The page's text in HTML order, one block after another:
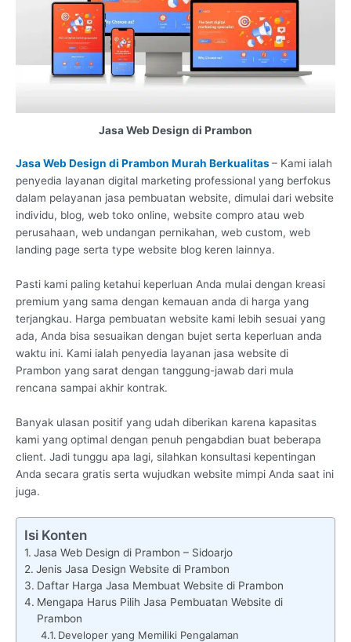
Jasa Web Design di Prambon
Jasa Web Design di Prambon Murah Berkualitas– Kami ialah
penyedia layanan digital marketing professional yang berfokus
dalam pelayanan jasa pembuatan website, dimulai dari website
individu, blog, web toko online, website compro atau web
perusahaan, web undangan pernikahan, web custom, web
landing page serta type website blog keren lainnya.
Pasti kami paling ketahui keperluan Anda mulai dengan kreasi
premium yang sama dengan kemauan anda di harga yang
terjangkau. Harga pembuatan website kami lebih sesuai yang
ada, Anda bisa sesuaikan dengan bujet serta keperluan anda
waktu ini. Kami ialah penyedia layanan jasa website di
Prambon yang sarat dengan tanggung-jawab dari mula
rencana sampai akhir kontrak.
Banyak ulasan positif yang udah diberikan karena kapasitas
kami yang optimal dengan penuh pengabdian buat beberapa
client. Jadi tunggu apa lagi, silahkan konsultasi kepentingan
Anda secara gratis serta wujudkan website mimpi Anda saat ini
juga.
Isi Konten
Jasa Web Design di Prambon – Sidoarjo
Jenis Jasa Design Website di Prambon
Daftar Harga Jasa Membuat Website di Prambon
Mengapa Harus Pilih Jasa Pembuatan Website di
Prambon
Developer yang Memiliki Pengalaman